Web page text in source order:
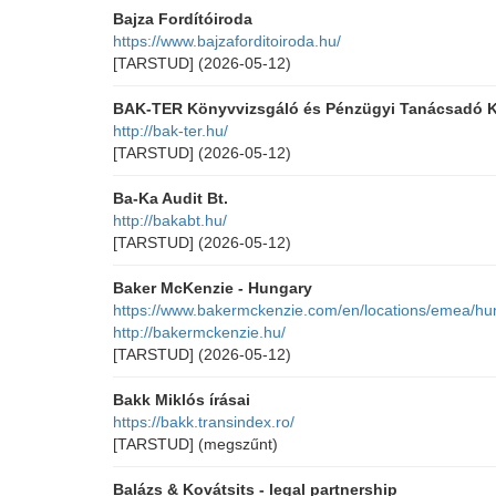
Bajza Fordítóiroda
https://www.bajzaforditoiroda.hu/
[TARSTUD] (2026-05-12)
BAK-TER Könyvvizsgáló és Pénzügyi Tanácsadó
http://bak-ter.hu/
[TARSTUD] (2026-05-12)
Ba-Ka Audit Bt.
http://bakabt.hu/
[TARSTUD] (2026-05-12)
Baker McKenzie - Hungary
https://www.bakermckenzie.com/en/locations/emea/
http://bakermckenzie.hu/
[TARSTUD] (2026-05-12)
Bakk Miklós írásai
https://bakk.transindex.ro/
[TARSTUD] (megszűnt)
Balázs & Kovátsits - legal partnership